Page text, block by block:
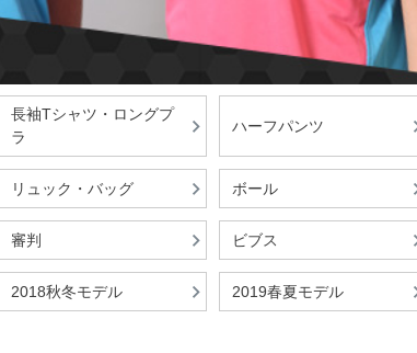
長袖Tシャツ・ロングプ
ラ
ハーフパンツ
リュック・バッグ ボール
審判 ビブス
2018秋冬モデル 2019春夏モデル